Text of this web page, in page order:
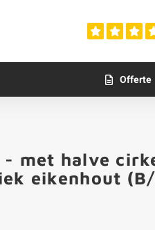
Offerte
- met halve
eikenhout